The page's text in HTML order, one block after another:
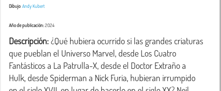
Dibujo:Andy Kubert
Año de publicación:2024
Descripción: ¿Qué hubiera ocurrido si las grandes criaturas
que pueblan el Universo Marvel, desde Los Cuatro
Fantásticos a La Patrulla-X, desde el Doctor Extraño a
Hulk, desde Spiderman a Nick Furia, hubieran irrumpido